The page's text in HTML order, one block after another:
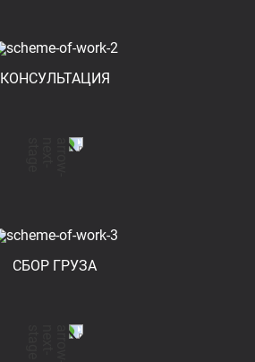
КОНСУЛЬТАЦИЯ
СБОР ГРУЗА